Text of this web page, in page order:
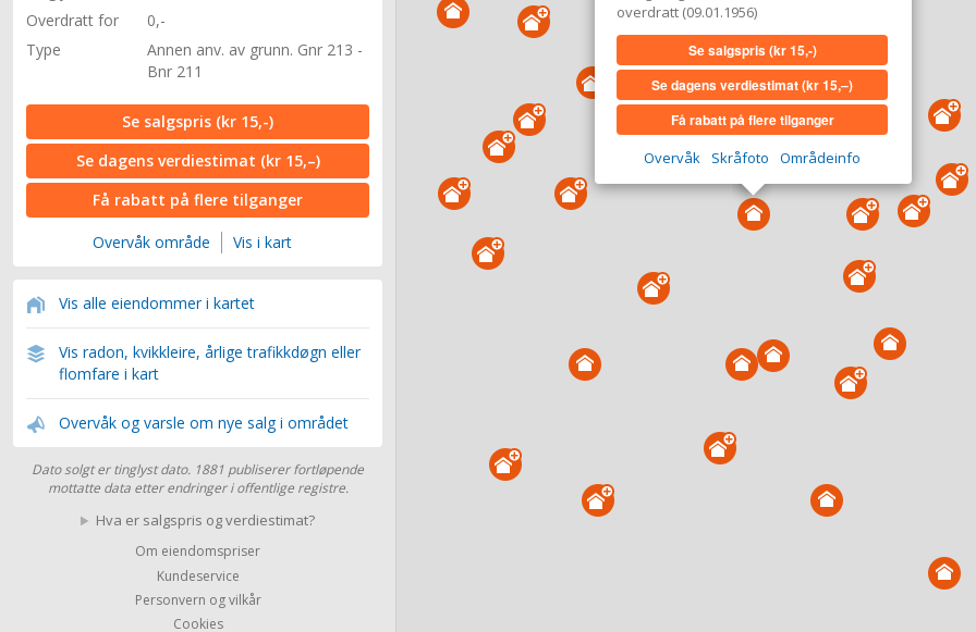
Overdratt for
0,-
Type
Annen anv. av grunn. Gnr 213 -
Bnr 211
Se salgspris (kr 15,-)
Se dagens verdiestimat (kr 15,–)
Få rabatt på flere tilganger
Overvåk område Vis i kart
Vis alle eiendommer i kartet
Vis radon, kvikkleire, årlige trafikkdøgn eller
flomfare i kart
Overvåk og varsle om nye salg i området
Dato solgt er tinglyst dato. 1881 publiserer fortløpende
mottatte data etter endringer i offentlige registre.
Hva er salgspris og verdiestimat?
Om eiendomspriser
Kundeservice
Personvern og vilkår
Cookies
overdratt (09.01.1956)
Se salgspris(kr 15,-)
Se dagens verdiestimat(kr 15,–)
Få rabatt på flere tilganger
Overvåk
Skråfoto Områdeinfo